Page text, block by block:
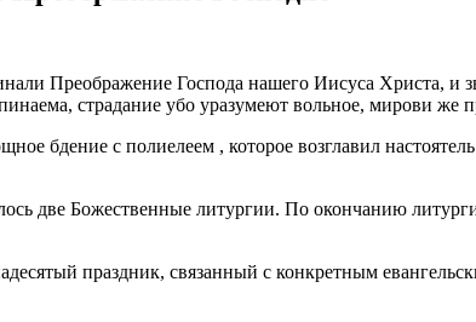
Преображение Господа нашего Иисуса Христа,
страдание убо уразумеют вольное, мирови же
бдение с полиелеем , которое возглавил
две Божественные литургии. По окончанию
праздник, связанный с конкретным